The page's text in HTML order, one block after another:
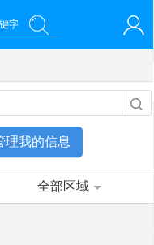
西部新城社区新媒体综
站速登录
理我的信息
全部区域